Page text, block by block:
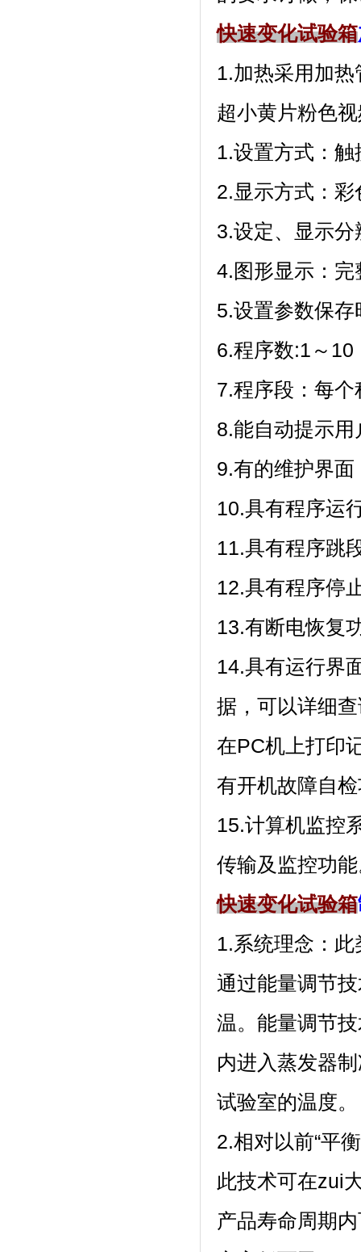
快速变化试验箱
1.加热采用加热管
超小黄片粉色
1.设置方式：触
2.显示方式：
3.设定、显
4.图形显示：
5.设置参数保存
6.程序数:1～10
7.程序段：每
8.能自动提示用户
9.有的维护界面
10.具有程序运行
11.具有程序跳段
12.具有程序停止
13.有断电恢复功能
14.具有运行界面
据，可以详
在PC机上打印
有开机故障自检功
15.计算机监控系
传输及监控功能
快速变化试验箱
1.系统理念
通过能量调节
温。能量调
内进入蒸发器制
试验室的温度。
2.相对以前“平衡
此技术可在zui大
产品寿命周期